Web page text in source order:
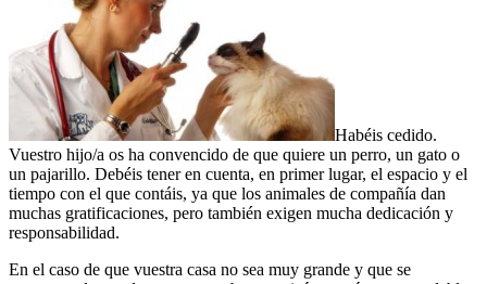
Habéis cedido.
Vuestro hijo/a os ha convencido de que quiere un perro, un gato o
un pajarillo. Debéis tener en cuenta, en primer lugar, el espacio y el
tiempo con el que contáis, ya que los animales de compañía dan
muchas gratificaciones, pero también exigen mucha dedicación y
responsabilidad.
En el caso de que vuestra casa no sea muy grande y que se